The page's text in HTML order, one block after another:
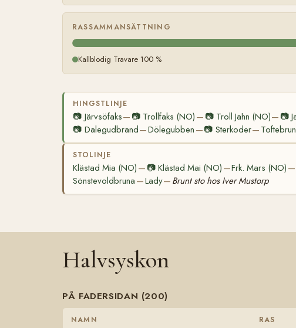
RASSAMMANSÄTTNING
Kallblodig Travare 100 %
HINGSTLINJE
📷 Järvsöfaks— 📷 Trollfaks (NO) — 📷 Troll Jahn (NO)— 📷
📷 Dalegudbrand—Dölegubben —📷 Sterkoder— Toftebrun
STOLINJE
Klästad Mia (NO) — 📷Klästad Mai (NO) —Frk. Mars (NO) —
Sönstevoldbruna —Lady— Brunt sto hos Iver Mustorp
Halvsyskon
PÅ FADERSIDAN (200)
NAMN RAS